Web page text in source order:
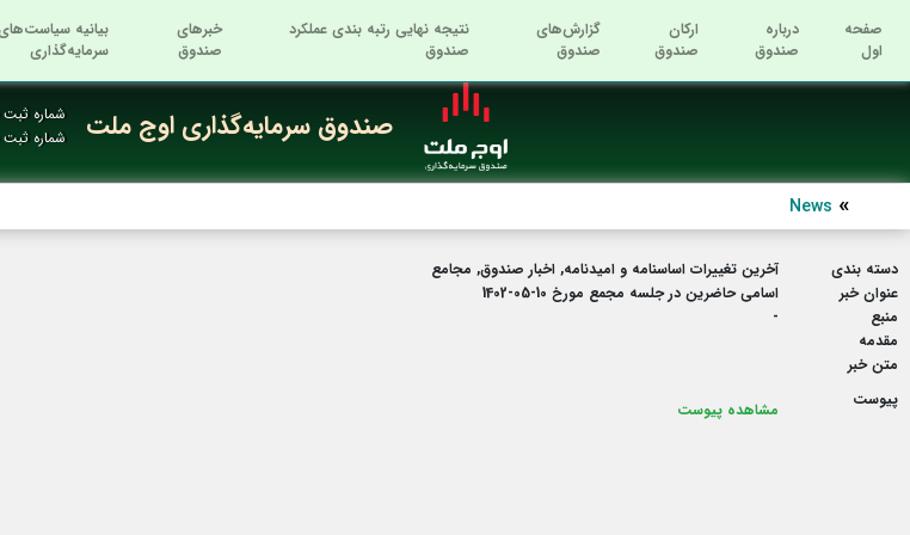
صفحه
اول
درباره
صندوق
ارکان
صندوق
گزارش‌های
صندوق
نتیجه نهایی رتبه بندی عملکرد
صندوق
خبرهای
صندوق
بیانیه
سرمایه‌گذاری
صندوق سرمایه‌گذاری اوج ملت شماره ثبت
شماره
News
دسته بندی
آخرین تغییرات اساسنامه و امیدنامه, اخبار صندوق, مجامع
عنوان خبر
اسامی حاضرین در جلسه مجمع مورخ 10-05-1402
منبع
-
مقدمه
متن خبر
پیوست
مشاهده پیوست